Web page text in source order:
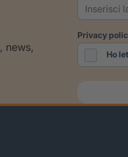
news,
privacy
Ho